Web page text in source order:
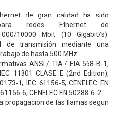
de gran calidad ha sido
redes Ethernet de
10000 Mbit (10 Gigabit/s).
de transmisión mediante una
de hasta 500 MHz.
ANSI / TIA / EIA 568-B-1,
11801 CLASE E (2nd Edition),
1, IEC 61156-5, CENELEC EN
6, CENELEC EN 50288-6-2.
propagación de las llamas según